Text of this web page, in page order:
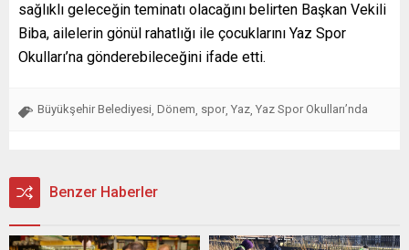
sağlıklı geleceğin teminatı olacağını belirten Başkan Vekili
Biba, ailelerin gönül rahatlığı ile çocuklarını Yaz Spor
Okulları’na gönderebileceğini ifade etti.
Büyükşehir Belediyesi Dönem spor Yaz Yaz Spor Okulları’nda
Benzer Haberler